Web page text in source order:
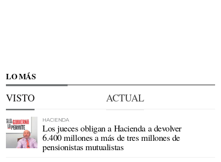
LO MÁS
VISTO ACTUAL
HACIENDA
Los jueces obligan a Hacienda a devolver
6.400 millones a más de tres millones de
pensionistas mutualistas